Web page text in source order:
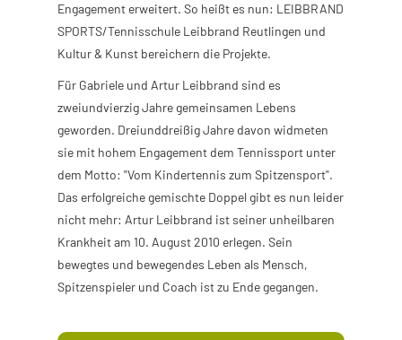
Engagement erweitert. So heißt es nun: LEIBBRAND
SPORTS/Tennisschule Leibbrand Reutlingen und
Kultur & Kunst bereichern die Projekte.
Für Gabriele und Artur Leibbrand sind es
zweiundvierzig Jahre gemeinsamen Lebens
geworden. Dreiunddreißig Jahre davon widmeten
sie mit hohem Engagement dem Tennissport unter
dem Motto: "Vom Kindertennis zum Spitzensport".
Das erfolgreiche gemischte Doppel gibt es nun leider
nicht mehr: Artur Leibbrand ist seiner unheilbaren
Krankheit am 10. August 2010 erlegen. Sein
bewegtes und bewegendes Leben als Mensch,
Spitzenspieler und Coach ist zu Ende gegangen.